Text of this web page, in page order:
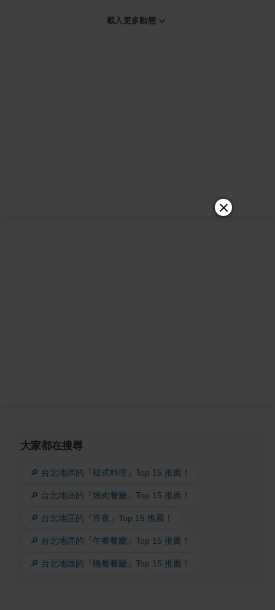
載入更多動態
大家都在搜尋
🔎 台北地區的『韓式料理』Top 15 推薦！
🔎 台北地區的『燒肉餐廳』Top 15 推薦！
🔎 台北地區的『宵夜』Top 15 推薦！
🔎 台北地區的『午餐餐廳』Top 15 推薦！
🔎 台北地區的『晚餐餐廳』Top 15 推薦！